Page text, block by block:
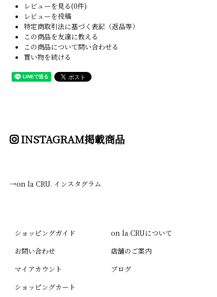
レビューを見る(0件)
レビューを投稿
特定商取引法に基づく表記（返品等）
この商品を友達に教える
この商品について問い合わせる
買い物を続ける
INSTAGRAM掲載商品
→on la CRU. インスタグラム
ショッピングガイド
お問い合わせ
マイアカウント
ショッピングカート
on la CRUについて
店舗のご案内
ブログ